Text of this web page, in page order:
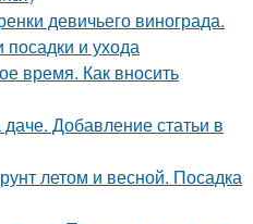
девичьего винограда.
посадки и ухода
время. Как вносить
Добавление статьи в
летом и весной. Посадка